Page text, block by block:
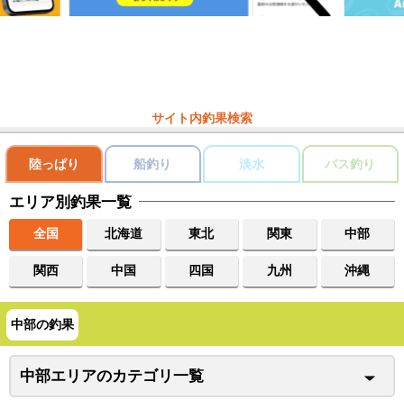
サイト内釣果検索
陸っぱり 船釣り 淡水 バス釣り
エリア別釣果一覧
全国 北海道 東北 関東 中部
関西 中国 四国 九州 沖縄
中部の釣果
中部エリアのカテゴリ一覧